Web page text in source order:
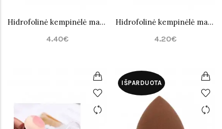
Hidrofolinė kempinėlė makiažui PuFF Nr.7
4.40€
Hidrofolinė kempinėlė makiažui PuFF Nr.8
4.20€
IŠPARDUOTA